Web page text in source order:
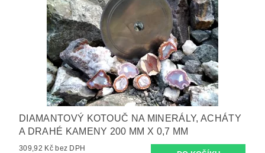
DIAMANTOVÝ KOTOUČ NA MINERÁLY, ACHÁTY
A DRAHÉ KAMENY 200 MM X 0,7 MM
309,92 Kč bez DPH